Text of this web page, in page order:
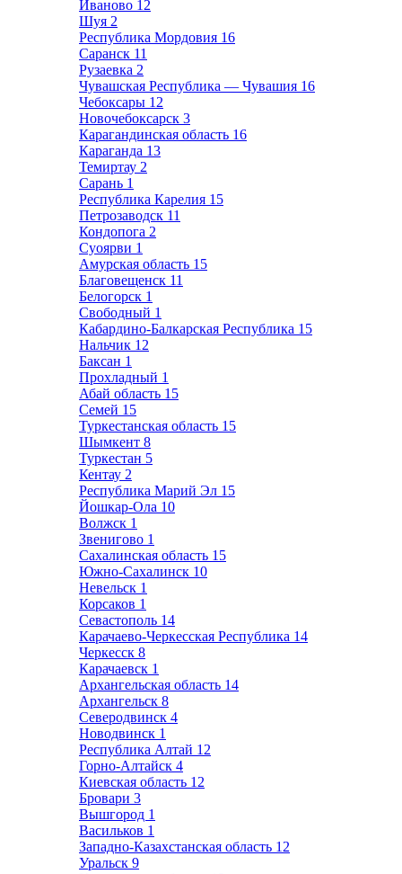
Иваново 12
Шуя 2
Республика Мордовия 16
Саранск 11
Рузаевка 2
Чувашская Республика — Чувашия 16
Чебоксары 12
Новочебоксарск 3
Карагандинская область 16
Караганда 13
Темиртау 2
Сарань 1
Республика Карелия 15
Петрозаводск 11
Кондопога 2
Суоярви 1
Амурская область 15
Благовещенск 11
Белогорск 1
Свободный 1
Кабардино-Балкарская Республика 15
Нальчик 12
Баксан 1
Прохладный 1
Абай область 15
Семей 15
Туркестанская область 15
Шымкент 8
Туркестан 5
Кентау 2
Республика Марий Эл 15
Йошкар-Ола 10
Волжск 1
Звенигово 1
Сахалинская область 15
Южно-Сахалинск 10
Невельск 1
Корсаков 1
Севастополь 14
Карачаево-Черкесская Республика 14
Черкесск 8
Карачаевск 1
Архангельская область 14
Архангельск 8
Северодвинск 4
Новодвинск 1
Республика Алтай 12
Горно-Алтайск 4
Киевская область 12
Бровари 3
Вышгород 1
Васильков 1
Западно-Казахстанская область 12
Уральск 9